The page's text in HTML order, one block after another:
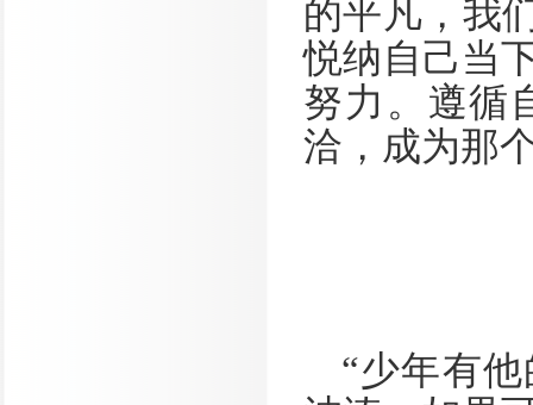
的平凡，我
悦纳自己当
努力。遵循
洽，成为那
“少年有